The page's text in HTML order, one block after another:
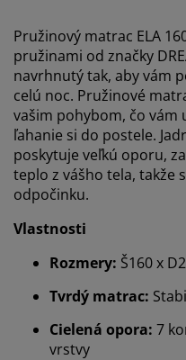
Pružinový matrac ELA
pružinami od značky
navrhnutý tak, aby vám
celú noc. Pružinové
vašim pohybom, čo vám
ľahanie si do postele.
poskytuje veľkú oporu,
teplo z vášho tela, takže
odpočinku.
Vlastnosti
Rozmery: Š160 x
Tvrdý matrac:
Cielená opora: 7
vrstvy